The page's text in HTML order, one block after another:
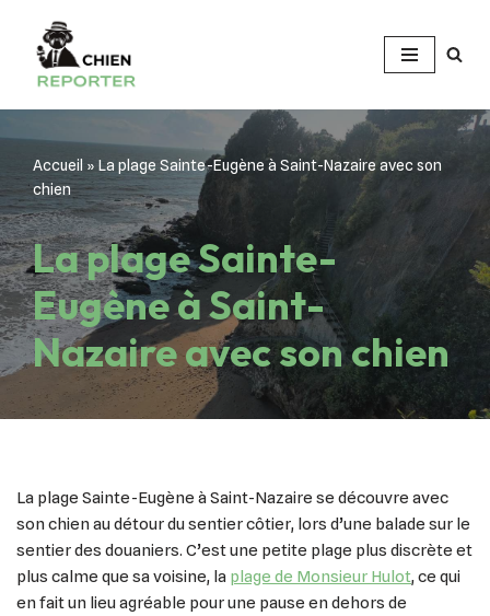
Aller
contenu
Accueil » La plage Sainte-Eugène à Saint-Nazaire avec son
chien
La plage Sainte-
Eugène à Saint-
Nazaire avec son chien
La plage Sainte-Eugène à Saint-Nazaire se découvre avec
son chien au détour du sentier côtier, lors d’une balade sur le
sentier des douaniers. C’est une petite plage plus discrète et
plus calme que sa voisine, la plage de Monsieur Hulot, ce qui
en fait un lieu agréable pour une pause en dehors de